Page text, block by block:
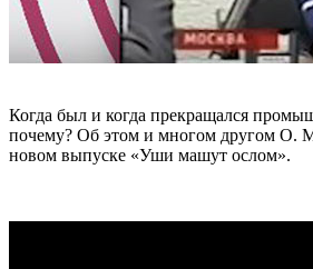
Когда был и когда прекращался
почему? Об этом и многом другом О.
новом выпуске «Уши машут ослом».